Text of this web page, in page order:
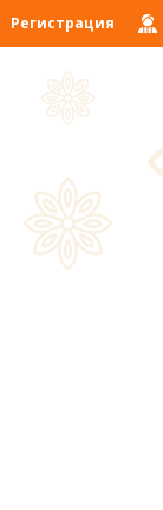
Регистрация